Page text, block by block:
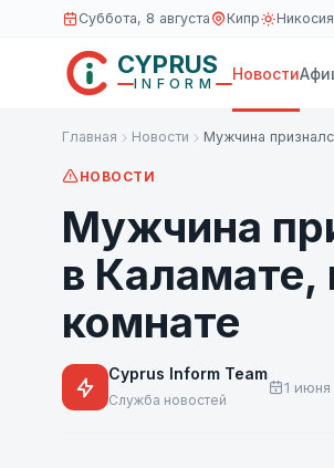
Суббота, 8 августа Кипр Никосия
CYPRUS
INFORM
Новости
Главная Новости Мужчина
НОВОСТИ
Мужчина
в Каламате,
комнате
Cyprus Inform Team
Служба новостей
1 июня